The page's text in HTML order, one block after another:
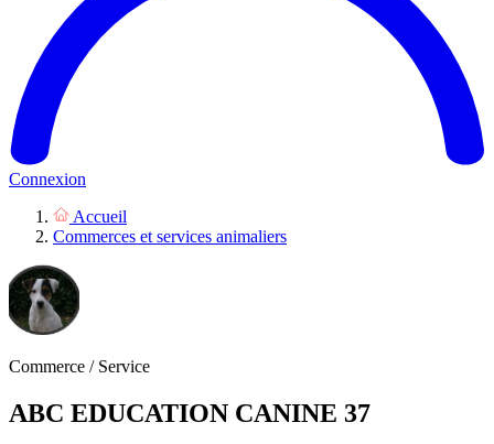
Connexion
Accueil
Commerces et services animaliers
Commerce / Service
ABC EDUCATION CANINE 37